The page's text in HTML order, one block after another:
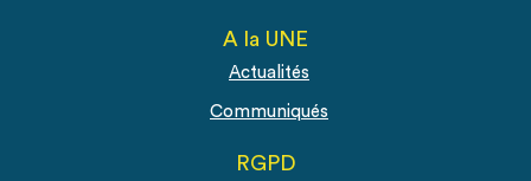
A la UNE
Actualités
Communiqués
RGPD